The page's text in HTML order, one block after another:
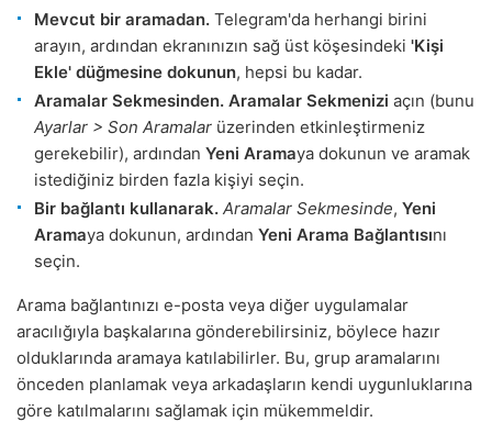
Mevcut bir aramadan. Telegram'da herhangi birini
arayın, ardından ekranınızın sağ üst köşesindeki 'Kişi
Ekle' düğmesine dokunun, hepsi bu kadar.
Aramalar Sekmesinden. Aramalar Sekmenizi açın (bunu
Ayarlar > Son Aramalar üzerinden etkinleştirmeniz
gerekebilir), ardından Yeni Aramaya dokunun ve aramak
istediğiniz birden fazla kişiyi seçin.
Bir bağlantı kullanarak. Aramalar Sekmesinde, Yeni
Aramaya dokunun, ardından Yeni Arama Bağlantısını
seçin.
Arama bağlantınızı e-posta veya diğer uygulamalar
aracılığıyla başkalarına gönderebilirsiniz, böylece hazır
olduklarında aramaya katılabilirler. Bu, grup aramalarını
önceden planlamak veya arkadaşların kendi uygunluklarına
göre katılmalarını sağlamak için mükemmeldir.